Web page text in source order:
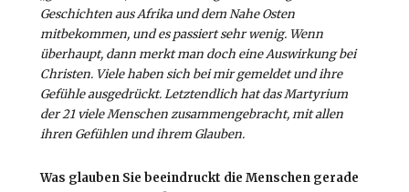
Geschichten aus Afrika und dem Nahe Osten
mitbekommen, und es passiert sehr wenig. Wenn
überhaupt, dann merkt man doch eine Auswirkung bei
Christen. Viele haben sich bei mir gemeldet und ihre
Gefühle ausgedrückt. Letztendlich hat das Martyrium
der 21 vieleMenschen zusammengebracht, mit allen
ihren Gefühlen und ihrem Glauben.
Was glauben Sie beeindruckt die Menschen gerade